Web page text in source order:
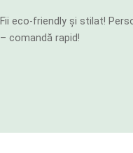
Fii eco-friendly și stilat!
– comandă rapid!